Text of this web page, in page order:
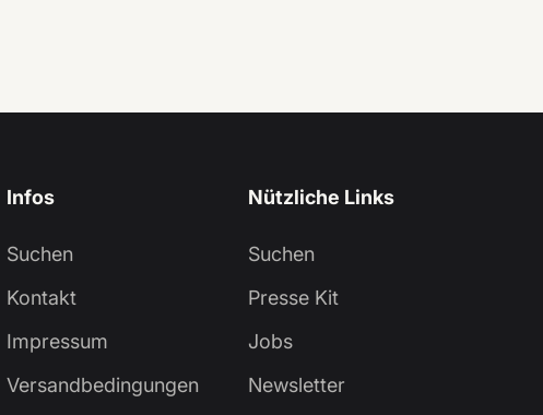
Infos
Suchen
Kontakt
Impressum
Versandbedingungen
Nützliche Links
Suchen
Presse Kit
Jobs
Newsletter